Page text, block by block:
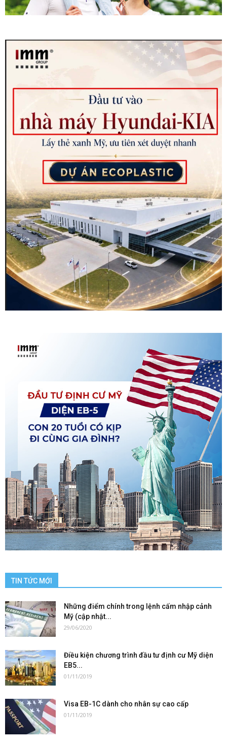
TIN TỨC MỚI
Những điểm chính trong lệnh cấm nhập cảnh
Mỹ (cập nhật...
29/06/2020
Điều kiện chương trình đầu tư định cư Mỹ diện
EB5...
01/11/2019
Visa EB-1C dành cho nhân sự cao cấp
01/11/2019